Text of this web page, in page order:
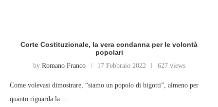
Corte Costituzionale, la vera condanna per le volontà
popolari
by Romano Franco 17 Febbraio 2022 627 views
Come volevasi dimostrare, “siamo un popolo di bigotti”, almeno per
quanto riguarda la…